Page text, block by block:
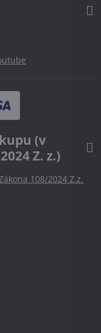
(v
Z. z.)
108/2024 Z.z.